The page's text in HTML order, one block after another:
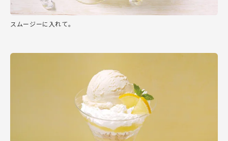
スムージーに入れて。